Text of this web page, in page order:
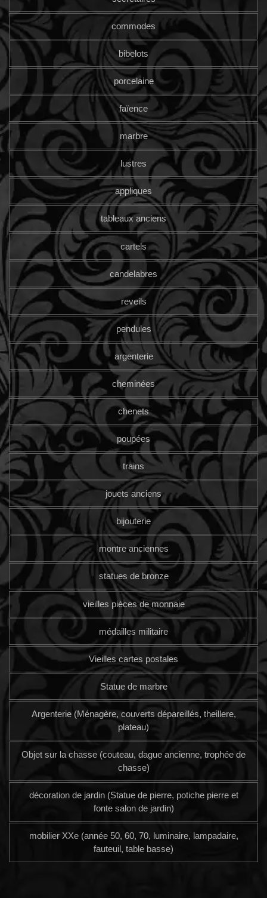
commodes
bibelots
porcelaine
faïence
marbre
lustres
appliques
tableaux anciens
cartels
candelabres
reveils
pendules
argenterie
cheminées
chenets
poupées
trains
jouets anciens
bijouterie
montre anciennes
statues de bronze
vieilles pièces de monnaie
médailles militaire
Vieilles cartes postales
Statue de marbre
Argenterie (Ménagère, couverts dépareillés, theillere,
plateau)
Objet sur la chasse (couteau, dague ancienne, trophée de
chasse)
décoration de jardin (Statue de pierre, potiche pierre et
fonte salon de jardin)
mobilier XXe (année 50, 60, 70, luminaire, lampadaire,
fauteuil, table basse)